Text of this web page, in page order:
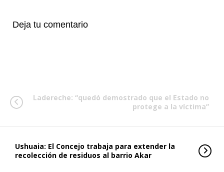
Deja tu comentario
Ladereche: “quedó demostrado que el Estado no
protege a la víctima”
Ushuaia: El Concejo trabaja para extender la
recolección de residuos al barrio Akar